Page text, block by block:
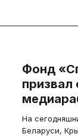
Фонд
призвал
На
Беларуси,